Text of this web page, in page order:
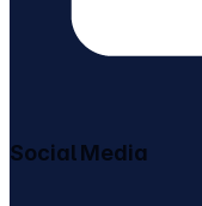
Social Media